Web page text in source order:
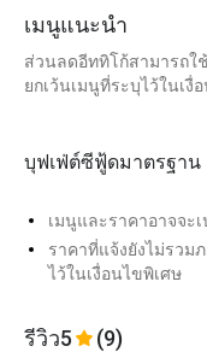
เมนูแนะนำ
ส่วนลดอีททิโก้สามารถใ
ยกเว้นเมนูที่ระบุไว้ในเงื่
บุฟเฟ่ต์ซีฟู้ดมาตรฐาน
เมนูและราคาอาจจะ
ราคาที่แจ้งยังไม่รวม
ไว้ในเงื่อนไขพิเศษ
รีวิว5 (9)